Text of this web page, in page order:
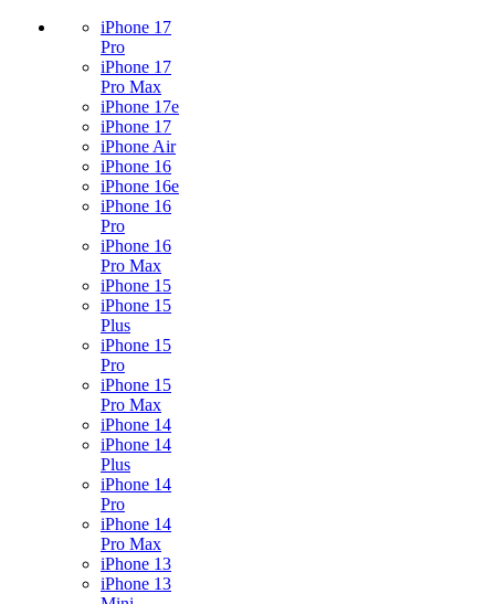
iPhone 17
Pro
iPhone 17
Pro Max
iPhone 17e
iPhone 17
iPhone Air
iPhone 16
iPhone 16e
iPhone 16
Pro
iPhone 16
Pro Max
iPhone 15
iPhone 15
Plus
iPhone 15
Pro
iPhone 15
Pro Max
iPhone 14
iPhone 14
Plus
iPhone 14
Pro
iPhone 14
Pro Max
iPhone 13
iPhone 13